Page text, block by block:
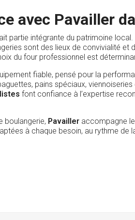
avec Pavailler
partie intégrante du patrimoine
sont des lieux de convivialité et
du four professionnel est
fiable, pensé pour la
pains spéciaux,
font confiance à l’expertise
boulangerie, Pavailler accompagne
à chaque besoin, au rythme de